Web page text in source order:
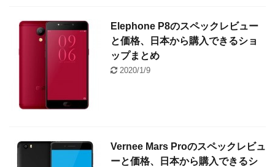
Elephone P8のスペックレビュー
と価格、日本から購入できるショ
ップまとめ
2020/1/9
Vernee Mars Proのスペックレビュ
ーと価格、日本から購入できるシ